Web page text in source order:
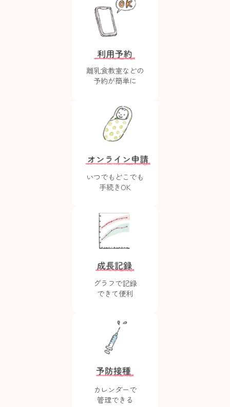
離乳食教室などの
予約が簡単に
いつでもどこでも
手続きOK
グラフで記録
できて便利
カレンダーで
管理できる